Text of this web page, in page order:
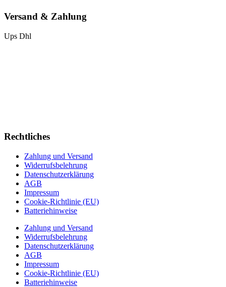
Versand & Zahlung
Ups Dhl
Rechtliches
Zahlung und Versand
Widerrufsbelehrung
Datenschutzerklärung
AGB
Impressum
Cookie-Richtlinie (EU)
Batteriehinweise
Zahlung und Versand
Widerrufsbelehrung
Datenschutzerklärung
AGB
Impressum
Cookie-Richtlinie (EU)
Batteriehinweise